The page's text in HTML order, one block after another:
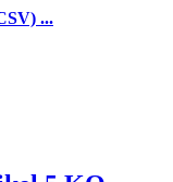
...